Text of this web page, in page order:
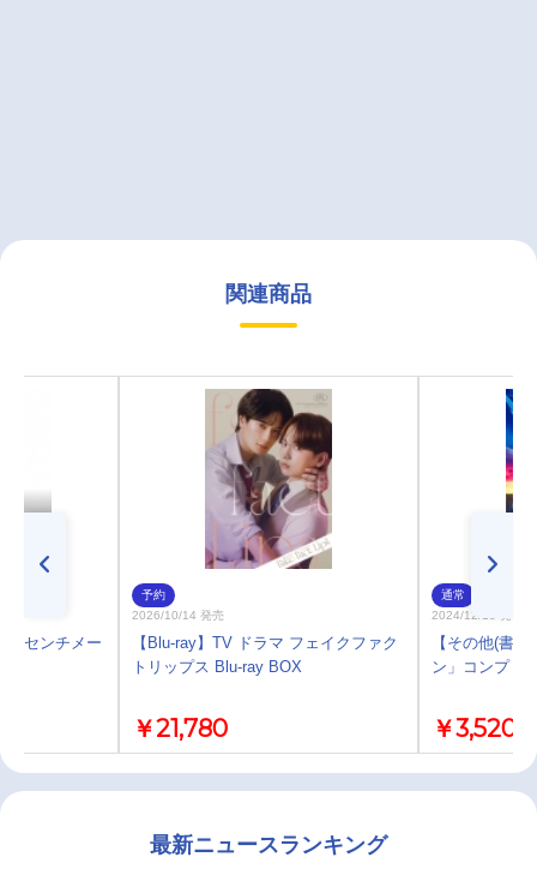
関連商品
5センチメー
予約
2026/10/14 発売
【Blu-ray】TV ドラマ フェイクファク
トリップス Blu-ray BOX
￥21,780
通常
2024/12/18 発売
【その他(書
ン」コンプリ
￥3,520
最新ニュースランキング